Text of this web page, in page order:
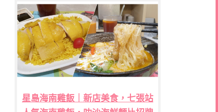
星島海南雞飯｜新店美食，七張站